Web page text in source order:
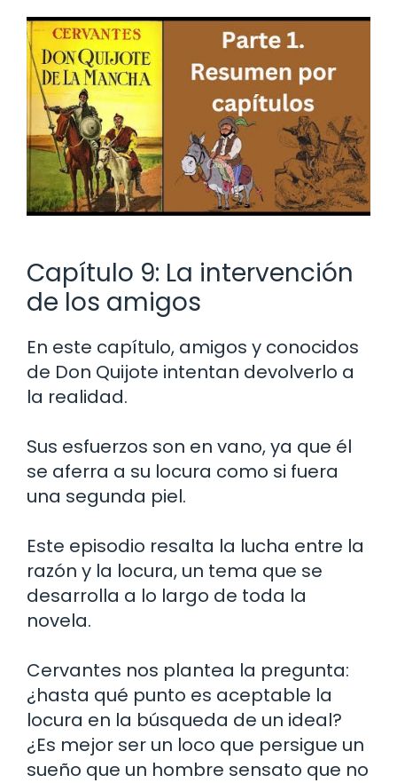
Capítulo 9: La intervención
de los amigos
En este capítulo, amigos y conocidos
de Don Quijote intentan devolverlo a
la realidad.
Sus esfuerzos son en vano, ya que él
se aferra a su locura como si fuera
una segunda piel.
Este episodio resalta la lucha entre la
razón y la locura, un tema que se
desarrolla a lo largo de toda la
novela.
Cervantes nos plantea la pregunta:
¿hasta qué punto es aceptable la
locura en la búsqueda de un ideal?
¿Es mejor ser un loco que persigue un
sueño que un hombre sensato que no